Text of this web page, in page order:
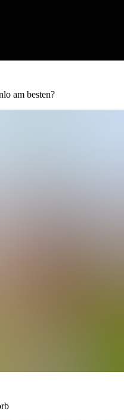
am besten?